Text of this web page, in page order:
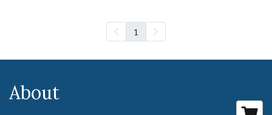
1
About